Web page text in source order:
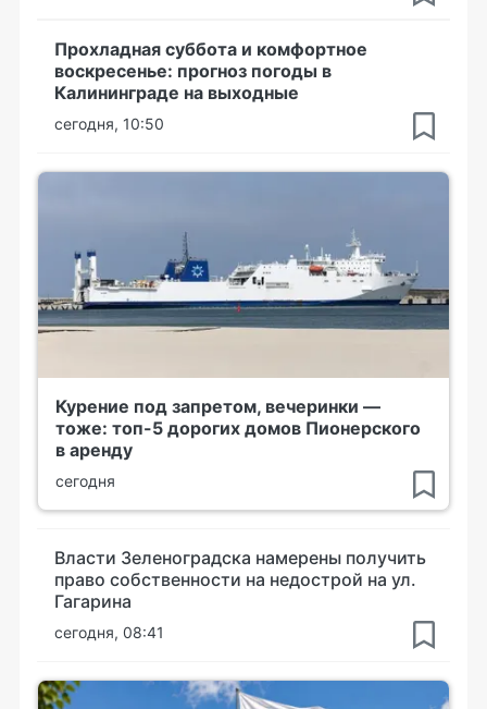
Прохладная суббота и комфортное
воскресенье: прогноз погоды в
Калининграде на выходные
сегодня, 10:50
Курение под запретом, вечеринки —
тоже: топ-5 дорогих домов Пионерского
в аренду
сегодня
Власти Зеленоградска намерены получить
право собственности на недострой на ул.
Гагарина
сегодня, 08:41